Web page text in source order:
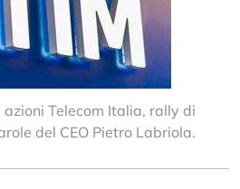
Telecom Italia, rally di
del CEO Pietro Labriola.